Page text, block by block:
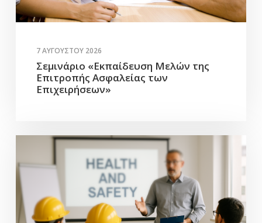
7 ΑΥΓΟΎΣΤΟΥ 2026
Σεμινάριο «Εκπαίδευση Μελών της
Επιτροπής Ασφαλείας των
Επιχειρήσεων»